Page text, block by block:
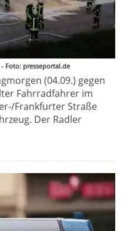
Foto: presseportal.de
(04.09.) gegen
Fahrradfahrer im
Frankfurter Straße
Der Radler